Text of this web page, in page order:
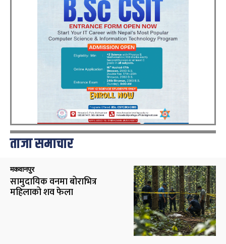
ताजा समाचार
मकवानपुर
सामुदायिक वनमा बोराभित्र
महिलाको शव फेला